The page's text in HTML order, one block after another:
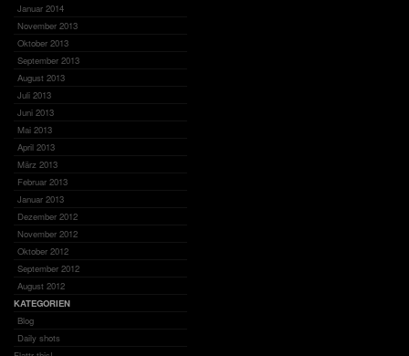
Januar 2014
November 2013
Oktober 2013
September 2013
August 2013
Juli 2013
Juni 2013
Mai 2013
April 2013
März 2013
Februar 2013
Januar 2013
Dezember 2012
November 2012
Oktober 2012
September 2012
August 2012
KATEGORIEN
Blog
Daily shots